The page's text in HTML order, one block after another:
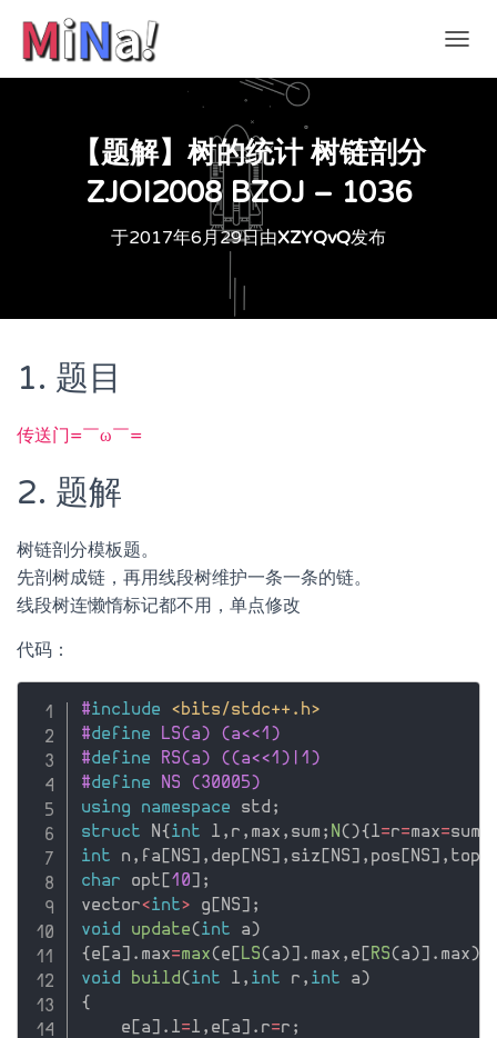
换
【题解】树的统计 树链剖分
ZJOI2008 BZOJ – 1036
于2017年6月29日由XZYQvQ发布
1. 题目
传送门=￣ω￣=
2. 题解
树链剖分模板题。
先剖树成链，再用线段树维护一条一条的链。
线段树连懒惰标记都不用，单点修改
代码：
#include
<bits/stdc++.h>
#define LS(a) (a<<1)
#define RS(a) ((a<<1)|1)
#define NS (30005)
using
namespace std ;
struct N{int l , r , max , sum ; N(){l=r=max=sum
int n , fa [NS] , dep [NS] , siz [NS] , pos [NS] , top
char opt [10] ;
vector<int> g [NS] ;
void
update(int a)
{e [a] . max=max(e [LS(a)] . max , e [RS(a)] . max)
void
build(int l , int r , int a)
{
    e
[a] . l=l , e [a] . r=r ;